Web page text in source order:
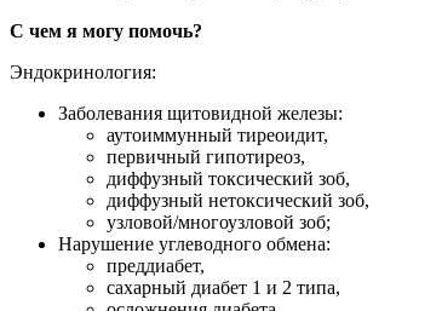
С чем я могу помочь?
Эндокринология:
Заболевания щитовидной железы:
аутоиммунный тиреоидит,
первичный гипотиреоз,
диффузный токсический зоб,
диффузный нетоксический зоб,
узловой/многоузловой зоб;
Нарушение углеводного обмена:
преддиабет,
сахарный диабет 1 и 2 типа,